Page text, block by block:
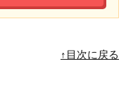
↑目次に戻る